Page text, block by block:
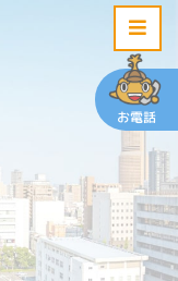
お電話